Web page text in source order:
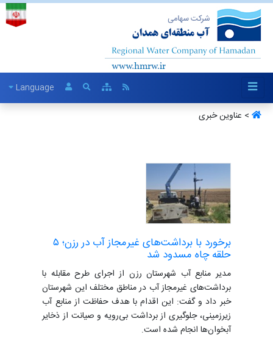
Language
> عناوین خبری
برخورد با برداشت‌های غیرمجاز آب در رزن؛ ۵
حلقه چاه مسدود شد
مدیر منابع آب شهرستان رزن از اجرای طرح مقابله با
برداشت‌های غیرمجاز آب در مناطق مختلف این شهرستان
خبر داد و گفت: این اقدام با هدف حفاظت از منابع آب
زیرزمینی، جلوگیری از برداشت بی‌رویه و صیانت از ذخایر
آبخوان‌ها انجام شده است.